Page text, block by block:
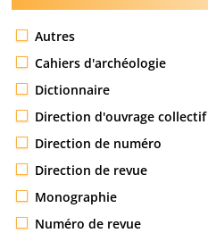
Autres
Cahiers d'archéologie
Dictionnaire
Direction d'ouvrage collectif
Direction de numéro
Direction de revue
Monographie
Numéro de revue